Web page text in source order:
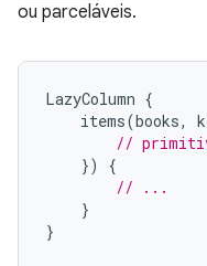
ou parceláveis.
LazyColumn {
items(books,
//
})
{
// ...
}
}